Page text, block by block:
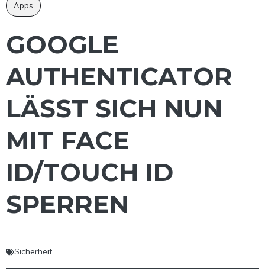
Apps
GOOGLE
AUTHENTICATOR
LÄSST SICH NUN
MIT FACE
ID/TOUCH ID
SPERREN
Sicherheit